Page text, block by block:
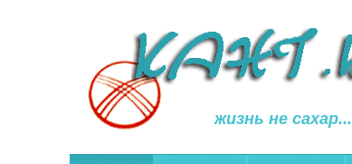
жизнь не сахар...